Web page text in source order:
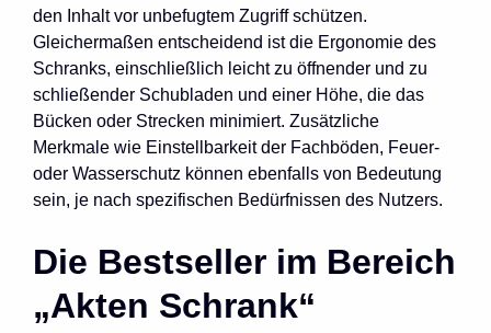
den Inhalt vor unbefugtem Zugriff schützen.
Gleichermaßen entscheidend ist die Ergonomie des
Schranks, einschließlich leicht zu öffnender und zu
schließender Schubladen und einer Höhe, die das
Bücken oder Strecken minimiert. Zusätzliche
Merkmale wie Einstellbarkeit der Fachböden, Feuer-
oder Wasserschutz können ebenfalls von Bedeutung
sein, je nach spezifischen Bedürfnissen des Nutzers.
Die Bestseller im Bereich
„Akten Schrank“